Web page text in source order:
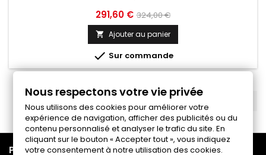
Prix
291,60 € Prix
de
base
324,00 €
 Ajouter au panier
 Sur commande
PRODUITS
Nous respectons votre vie privée
Nous utilisons des cookies pour améliorer votre
expérience de navigation, afficher des publicités ou du
contenu personnalisé et analyser le trafic du site. En
cliquant sur le bouton « Accepter tout », vous indiquez
votre consentement à notre utilisation des cookies.